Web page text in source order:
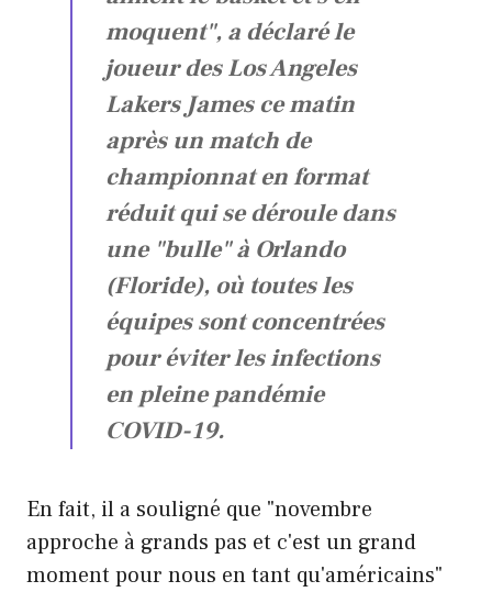
moquent", a déclaré le
joueur des Los Angeles
Lakers James ce matin
après un match de
championnat en format
réduit qui se déroule dans
une "bulle" à Orlando
(Floride), où toutes les
équipes sont concentrées
pour éviter les infections
en pleine pandémie
COVID-19.
En fait, il a souligné que "novembre
approche à grands pas et c'est un grand
moment pour nous en tant qu'américains"